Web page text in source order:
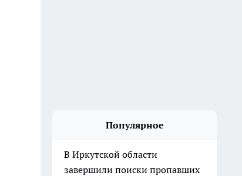
Популярное
В Иркутской области
завершили поиски пропавших